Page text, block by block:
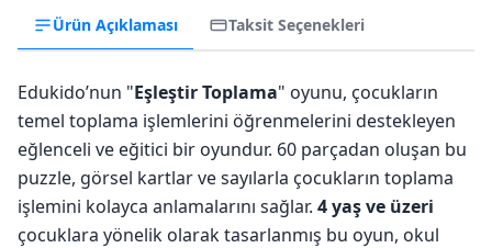
Ürün Açıklaması Taksit Seçenekleri
Edukido’nun "Eşleştir Toplama" oyunu, çocukların
temel toplama işlemlerini öğrenmelerini destekleyen
eğlenceli ve eğitici bir oyundur. 60 parçadan oluşan bu
puzzle, görsel kartlar ve sayılarla çocukların toplama
işlemini kolayca anlamalarını sağlar. 4 yaş ve üzeri
çocuklara yönelik olarak tasarlanmış bu oyun, okul